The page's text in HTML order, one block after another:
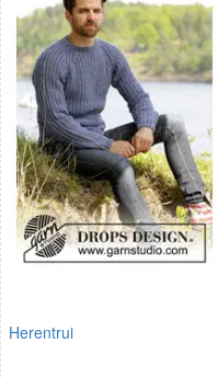
Herentrui